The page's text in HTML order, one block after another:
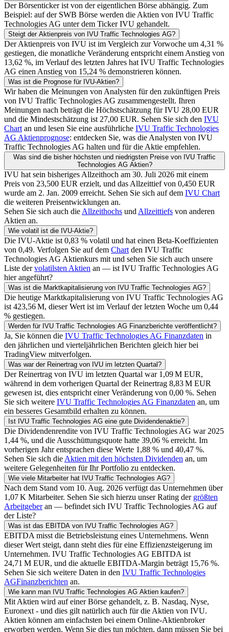
Der Börsenticker ist von der eigentlichen Börse abhängig. Zum
Beispiel: auf der SWB Börse werden die Aktien von IVU Traffic
Technologies AG unter dem TickerIVU gehandelt.
Steigt der Aktienpreis von IVU Traffic Technologies AG?
Der Aktienpreis von IVU ist im Vergleich zur Vorwoche um 4,31 %
gestiegen, die monatliche Veränderung entspricht einem Anstieg von
13,62 %, im Verlauf des letzten Jahres hat IVU Traffic Technologies
AG einen Anstieg von 15,24 % demonstrieren können.
Was ist die Prognose für IVU-Aktien?
Wir haben die Meinungen von Analysten für den zukünftigen Preis
von IVU Traffic Technologies AG zusammengestellt. Ihren
Meinungen nach beträgt die Höchstschätzung fürIVU 28,00 EUR
und die Mindestschätzung ist 27,00 EUR. Sehen Sie sich den IVU
Chart an und lesen Sie eine ausführliche IVU Traffic Technologies
AG Aktienprognose: entdecken Sie, was die Analysten von IVU
Traffic Technologies AG halten und für die Aktie empfehlen.
Was sind die bisher höchsten und niedrigsten Preise von IVU Traffic
Technologies AGAktien?
IVU hat sein bisheriges Allzeithoch am 30. Juli 2026 mit einem
Preis von 23,500 EUR erzielt, und das Allzeittief von 0,450 EUR
wurde am 2. Jan. 2009 erreicht. Sehen Sie sich auf dem IVU Chart
die weiteren Preisentwicklungen an.
Sehen Sie sich auch die Allzeithochs und Allzeittiefs von anderen
Aktien an.
Wie volatil ist die IVU-Aktie?
Die IVU-Aktie ist 0,83 % volatil und hat einen Beta-Koeffizienten
von 0,49. Verfolgen Sie auf dem Chart den IVU Traffic
Technologies AG Aktienkurs mit und sehen Sie sich auch unsere
Liste dervolatilsten Aktien an — ist IVU Traffic Technologies AG
hier angeführt?
Was ist die Marktkapitalisierung von IVU Traffic Technologies AG?
Die heutige Marktkapitalisierung von IVU Traffic Technologies AG
ist ‪423,56 M‬, dieser Wert ist im Verlauf der letzten Woche um 0,44
% gestiegen.
Werden für IVU Traffic Technologies AG Finanzberichte veröffentlicht?
Ja, Sie können die IVU Traffic Technologies AG Finanzdaten in
den jährlichen und vierteljährlichen Berichten gleich hier bei
TradingView mitverfolgen.
Was war der Reinertrag von IVU im letzten Quartal?
Der Reinertrag von IVU im letzten Quartal war ‪1,09 M‬ EUR,
während in dem vorherigen Quartal der Reinertrag ‪8,83 M‬ EUR
gewesen ist, dies entspricht einer Veränderung von 0,00 %. Sehen
Sie sich weitere IVU Traffic Technologies AG Finanzdaten an, um
ein besseres Gesamtbild erhalten zu können.
Ist IVU Traffic Technologies AG eine gute Dividendenaktie?
Die Dividendenrendite von IVU Traffic Technologies AG war 2025
1,44 %, und die Ausschüttungsquote hatte 39,06 % erreicht. Im
vorherigen Jahr entsprachen diese Werte 1,88 % und 40,47 %.
Sehen Sie sich die Aktien mit den höchsten Dividenden an, um
weitere Gelegenheiten für Ihr Portfolio zu entdecken.
Wie viele Mitarbeiter hat IVU Traffic Technologies AG?
Nach dem Stand vom 10. Aug. 2026 verfügt das Unternehmen über
‪1,07 K‬ Mitarbeiter. Sehen Sie sich hierzu unser Rating der größten
Arbeitgeberan — befindet sich IVU Traffic Technologies AG auf
der Liste?
Was ist das EBITDA von IVU Traffic Technologies AG?
EBITDA misst die Betriebsleistung eines Unternehmens. Wenn
dieser Wert steigt, dann steht dies für eine Effizienzsteigerung im
Unternehmen. IVU Traffic Technologies AG EBITDA ist
‪24,71 M‬ EUR, und die aktuelle EBITDA-Margin beträgt 15,76 %.
Sehen Sie sich weitere Daten in den IVU Traffic Technologies
AGFinanzberichten an.
Wie kann man IVU Traffic Technologies AG Aktien kaufen?
Mit Aktien wird auf einer Börse gehandelt, z. B. Nasdaq, Nyse,
Euronext - und dies gilt natürlich auch für die Aktien von IVU.
Aktien können am einfachsten bei einem Online-Aktienbroker
erworben werden. Wenn Sie dies tun möchten, dann müssen Sie bei